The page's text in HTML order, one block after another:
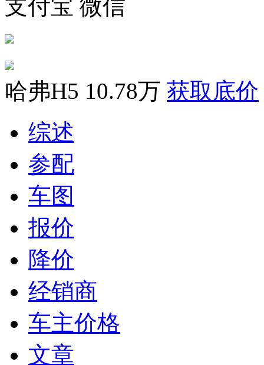
支付宝 微信
哈弗H5 10.78万 获取底价
综述
参配
车图
报价
降价
经销商
车主价格
文章